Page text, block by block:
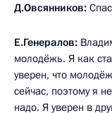
Д.Овсянников:
Е.Генералов:
молодёжь. Я как
уверен, что
сейчас, поэтому я
надо. Я уверен в